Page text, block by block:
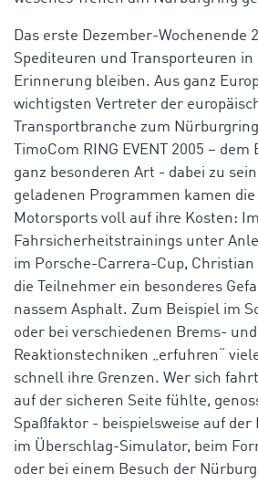
Das erste Dezember-Wochenende
Spediteuren und Transporteuren in
Erinnerung bleiben. Aus ganz
wichtigsten Vertreter der
Transportbranche zum
TimoCom RING EVENT 2005 –
ganz besonderen Art - dabei zu
geladenen Programmen kamen die
Motorsports voll auf ihre Kosten:
Fahrsicherheitstrainings unter
im Porsche-Carrera-Cup,
die Teilnehmer ein besonderes
nassem Asphalt. Zum Beispiel im
oder bei verschiedenen Brems- und
Reaktionstechniken „erfuhren“
schnell ihre Grenzen. Wer sich
auf der sicheren Seite fühlte,
Spaßfaktor - beispielsweise auf
im Überschlag-Simulator, beim
oder bei einem Besuch der